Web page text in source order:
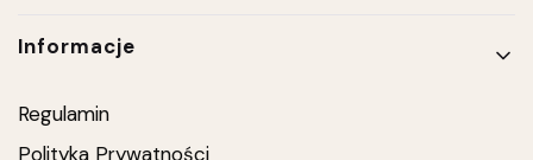
Informacje
Regulamin
Polityka Prywatności